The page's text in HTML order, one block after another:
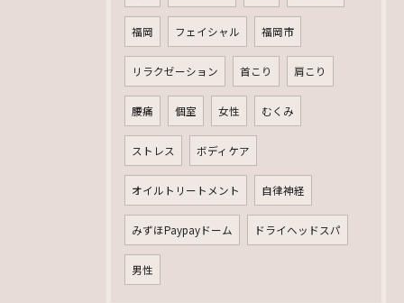
福岡 フェイシャル 福岡市
リラクゼーション 首こり 肩こり
腰痛 個室 女性 むくみ
ストレス ボディケア
オイルトリートメント 自律神経
みずほPaypayドーム ドライヘッドスパ
男性